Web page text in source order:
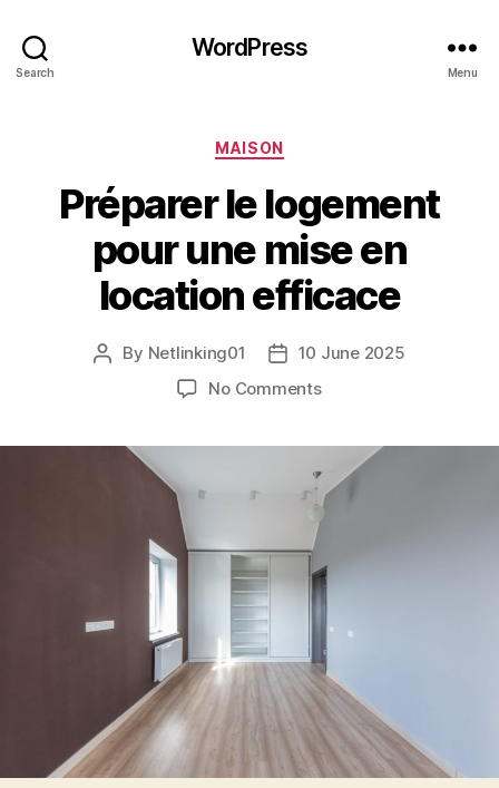
Search
WordPress
Menu
Categories
MAISON
Préparer le logement
pour une mise en
location efficace
Post
By Netlinking01
Post10 June 2025
No Commentson
logement
pour
une
location
efficace